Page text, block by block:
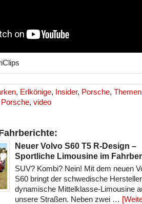
, Erlkönige, Insider, Porsche, Themen
Porsche, video
Neuer Volvo S60 T5 R-Design –
Sportliche Limousine im
SUV? Kombi? Nein! Mit dem neuen
S60 bringt der schwedische
dynamische Mittelklasse-Limousine
unsere Straßen. Neben zwei …